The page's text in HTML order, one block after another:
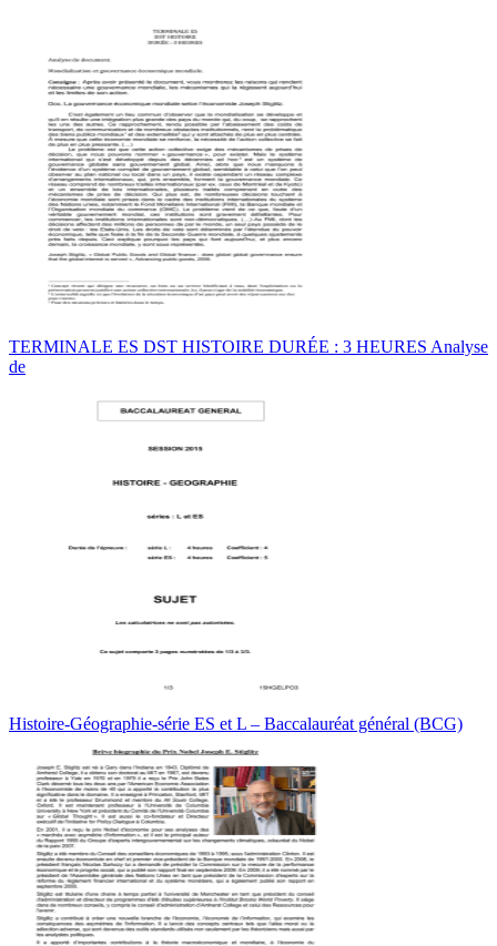
TERMINALE ES DST HISTOIRE DURÉE : 3 HEURES Analyse
de
Histoire-Géographie-série ES et L – Baccalauréat général (BCG)